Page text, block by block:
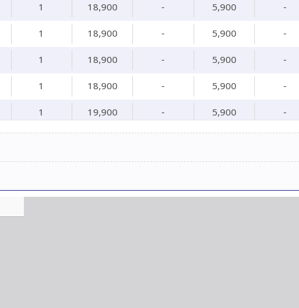
1 18,900 - 5,900 -
1 18,900 - 5,900 -
1 18,900 - 5,900 -
1 18,900 - 5,900 -
1 19,900 - 5,900 -
1 19,900 - 5,900 -
1 19,900 - 5,900 -